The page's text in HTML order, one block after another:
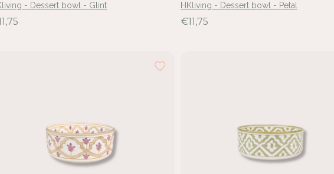
- Dessert bowl - Glint HKliving - Dessert bowl - Petal
€11,75